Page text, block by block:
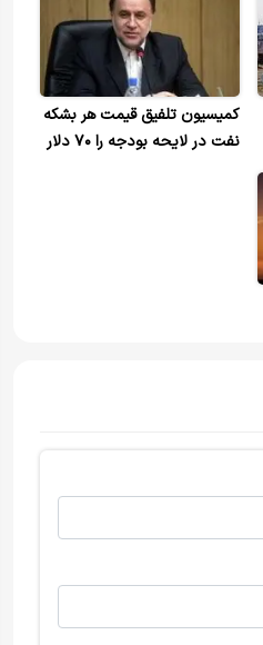
کمیسیون تلفیق قیمت هر بشکه
نفت در لایحه بودجه را ۷۰ دلار